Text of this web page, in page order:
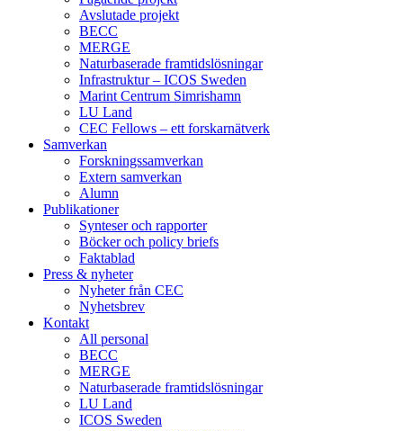
Avslutade projekt
BECC
MERGE
Naturbaserade framtidslösningar
Infrastruktur – ICOS Sweden
Marint Centrum Simrishamn
LU Land
CEC Fellows – ett forskarnätverk
Samverkan
Forskningssamverkan
Extern samverkan
Alumn
Publikationer
Synteser och rapporter
Böcker och policy briefs
Faktablad
Press & nyheter
Nyheter från CEC
Nyhetsbrev
Kontakt
All personal
BECC
MERGE
Naturbaserade framtidslösningar
LU Land
ICOS Sweden